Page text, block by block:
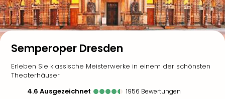
Semperoper Dresden
Erleben Sie klassische Meisterwerke in einem der schönsten
Theaterhäuser
4.6
ausgezeichnet 1956 Bewertungen